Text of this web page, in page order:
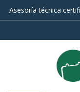
Asesoría técnica